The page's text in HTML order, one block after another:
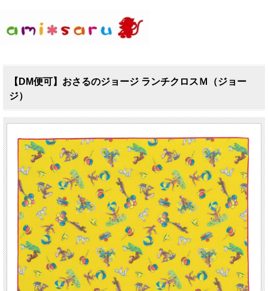
【DM便可】おさるのジョージ ランチクロスＭ（ジョー
ジ）